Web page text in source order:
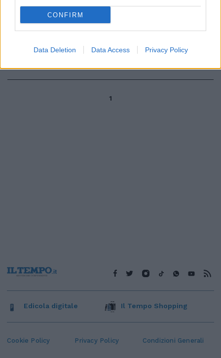
CONFIRM
Data Deletion Data Access Privacy Policy
PARIGI — «Sensi ritiene che io
sia sempre infortunato, perchè
più facilmente ...
1
Cookie Policy Privacy Policy Condizioni Generali
Edicola digitale Il Tempo Shopping